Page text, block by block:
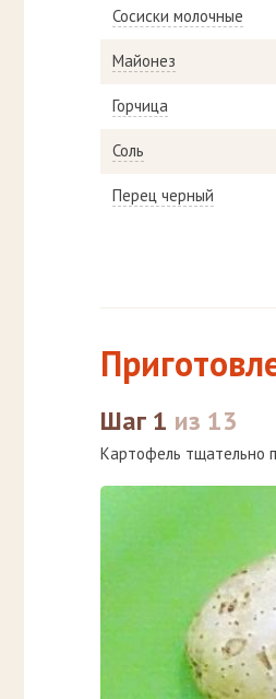
Сосиски молочные
Майонез
Горчица
Соль
Перец черный
Шаг 1 из 13
Картофель тщательно